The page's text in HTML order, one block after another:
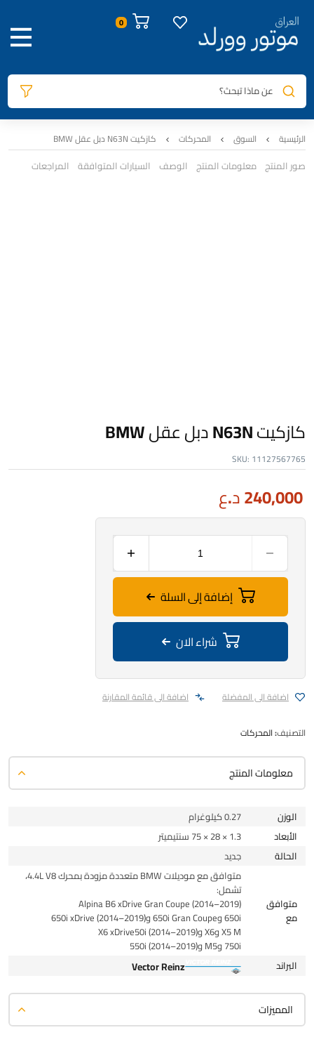
عن ماذا تبحث؟
الرئيسية السوق المحركات كازكيت N63N دبل عقل BMW
صور المنتج معلومات المنتج الوصف السيارات المتوافقة المراجعات
كازكيت N63N دبل عقل BMW
SKU: 11127567765
240,000د.ع
إضافة إلى السلة
شراء الان
اضافة الى المفضلة اضافة الى قائمة المقارنة
التصنيف:المحركات
معلومات المنتج
الوزن
0.27 كيلوغرام
الأبعاد
1.3 × 28 × 75 سنتيميتر
الحالة
جديد
متوافق
مع
متوافق مع موديلات BMW متعددة مزودة بمحرك 4.4L V8،
تشمل:
Alpina B6 xDrive Gran Coupe (2014–2019)
650i و650i Gran Coupe و650i xDrive (2014–2019)
X5 M وX6 وX6 xDrive50i (2014–2019)
750i وM5 و550i (2014–2019)
البراند
Vector Reinz
المميزات